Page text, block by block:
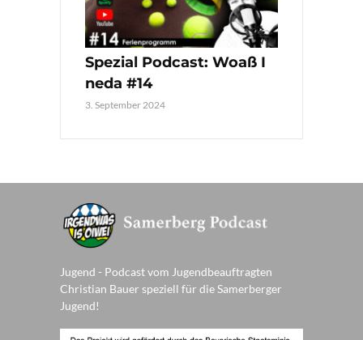
Spezial Podcast: Woaß I
neda #14
3. September 2024
Jugend - Podcast vom Jugendbeauftragten
Christian Bauer speziell für die Samerberger
Jugend!